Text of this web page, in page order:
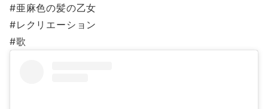
#亜麻色の髪の乙女
#レクリエーション
#歌